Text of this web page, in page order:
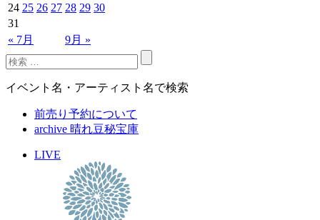
« 7月 9月 »
24 25 26 27 28 29 30
31
イベント名・アーティスト名で検索
前売り予約について
archive 晴れ豆秘宝庫
LIVE